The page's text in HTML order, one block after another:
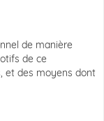
de manière
de ce
et des moyens dont